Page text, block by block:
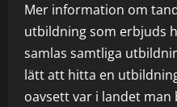
Mer information om
utbildning som erbjuds
samlas samtliga
lätt att hitta en
oavsett var i landet